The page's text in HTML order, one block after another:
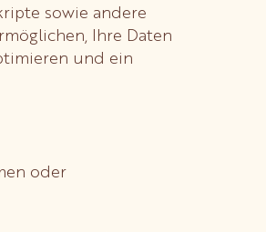
sowie andere
Ihre Daten
und ein
oder